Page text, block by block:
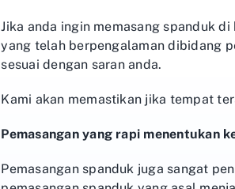
Jika anda ingin memasang spanduk
yang telah berpengalaman dibidang
sesuai dengan saran anda.
Kami akan memastikan jika tempat
Pemasangan yang rapi menentukan
Pemasangan spanduk juga sangat